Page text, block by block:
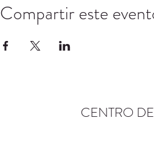
Compartir este
CENTRO